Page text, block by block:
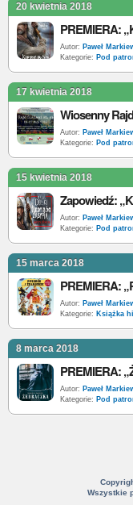
20 kwietnia 2018
PREMIERA:
Autor: Paweł
Kategorie: Pod
17 kwietnia 2018
Autor: Paweł
Kategorie: Pod
15 kwietnia 2018
Zapowiedź:
Autor: Paweł
Kategorie: Pod
15 marca 2018
PREMIERA:
Autor: Paweł
Kategorie: Książka
8 marca 2018
Autor: Paweł
Kategorie: Pod
Wszystkie